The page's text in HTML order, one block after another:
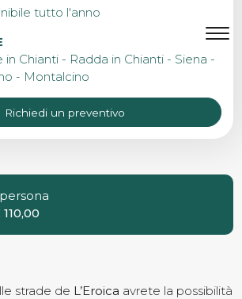
TOUR
tutto l'anno
in Chianti - Radda in Chianti - Siena -
- Montalcino
Richiedi un preventivo
110,00
strade de L’Eroica avrete la possibilità
EN
Tours